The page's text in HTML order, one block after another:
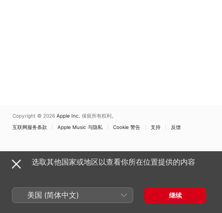
Copyright © 2026 Apple Inc. 保留所有权利。
互联网服务条款
Apple Music 与隐私 Cookie 警告 支持 反馈
选取其他国家或地区以查看你所在位置提供的内容
美国 (简体中文) 继续